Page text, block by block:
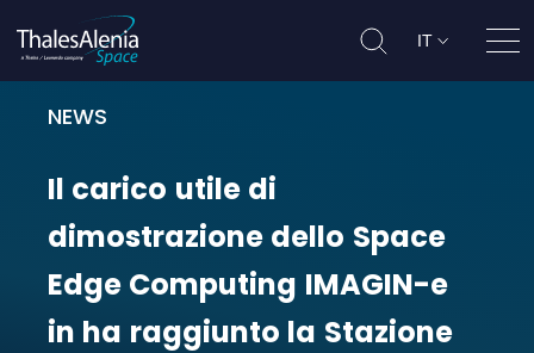
IT
NEWS
Il carico utile di dimostrazione
Il carico utile di
dimostrazione dello Space
Edge Computing IMAGIN-e
in ha raggiunto la Stazione